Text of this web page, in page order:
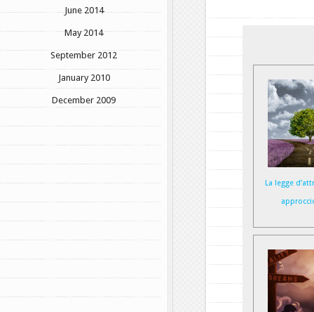
June 2014
May 2014
September 2012
January 2010
December 2009
La legge